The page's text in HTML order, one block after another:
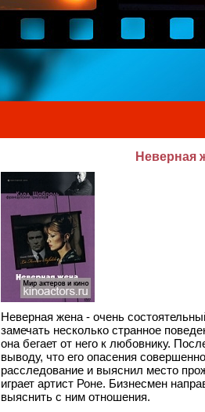
Неверная
Неверная жена - очень
замечать несколько странное
она бегает от него к любовнику.
выводу, что его опасения
расследование и выяснил место
играет артист Роне. Бизнесмен
выяснить с ним отношения.